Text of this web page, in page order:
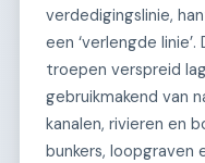
verdedigingslinie,
een ‘verlengde
troepen verspreid
gebruikmakend van
kanalen, rivieren en
bunkers, loopgraven